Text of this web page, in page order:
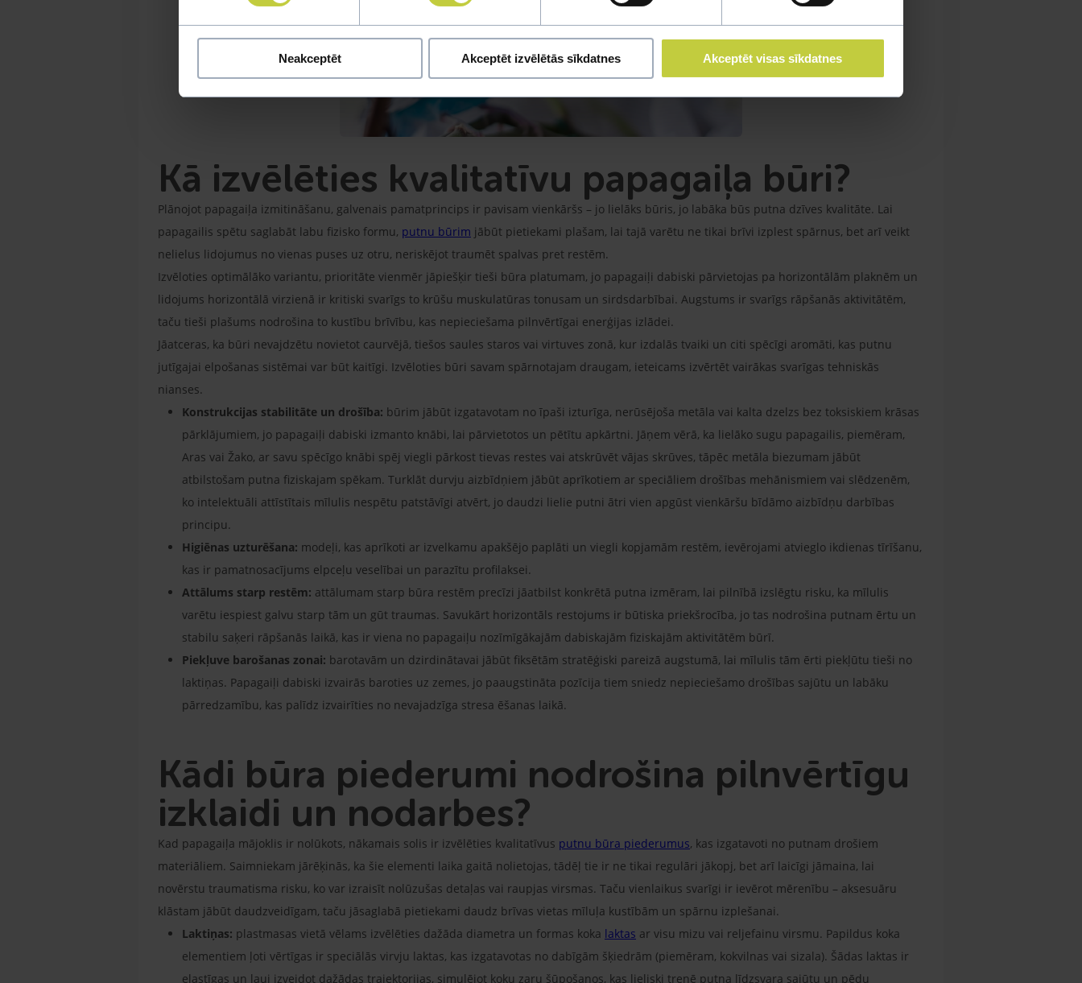
Neakceptēt Akceptēt izvēlētās sīkdatnes Akceptēt visas sīkdatnes
Kā izvēlēties kvalitatīvu papagaiļa būri?
Plānojot papagaiļa izmitināšanu, galvenais pamatprincips ir pavisam vienkāršs – jo lielāks būris, jo labāka būs putna dzīves kvalitāte. Lai
papagailis spētu saglabāt labu fizisko formu, putnu būrim jābūt pietiekami plašam, lai tajā varētu ne tikai brīvi izplest spārnus, bet arī veikt
nelielus lidojumus no vienas puses uz otru, neriskējot traumēt spalvas pret restēm.
Izvēloties optimālāko variantu, prioritāte vienmēr jāpiešķir tieši būra platumam, jo papagaiļi dabiski pārvietojas pa horizontālām plaknēm un
lidojums horizontālā virzienā ir kritiski svarīgs to krūšu muskulatūras tonusam un sirdsdarbībai. Augstums ir svarīgs rāpšanās aktivitātēm,
taču tieši plašums nodrošina to kustību brīvību, kas nepieciešama pilnvērtīgai enerģijas izlādei.
Jāatceras, ka būri nevajdzētu novietot caurvējā, tiešos saules staros vai virtuves zonā, kur izdalās tvaiki un citi spēcīgi aromāti, kas putnu
jutīgajai elpošanas sistēmai var būt kaitīgi. Izvēloties būri savam spārnotajam draugam, ieteicams izvērtēt vairākas svarīgas tehniskās
nianses.
Konstrukcijas stabilitāte un drošība: būrim jābūt izgatavotam no īpaši izturīga, nerūsējoša metāla vai kalta dzelzs bez toksiskiem krāsas
pārklājumiem, jo papagaiļi dabiski izmanto knābi, lai pārvietotos un pētītu apkārtni. Jāņem vērā, ka lielāko sugu papagailis, piemēram,
Aras vai Žako, ar savu spēcīgo knābi spēj viegli pārkost tievas restes vai atskrūvēt vājas skrūves, tāpēc metāla biezumam jābūt
atbilstošam putna fiziskajam spēkam. Turklāt durvju aizbīdņiem jābūt aprīkotiem ar speciāliem drošības mehānismiem vai slēdzenēm,
ko intelektuāli attīstītais mīlulis nespētu patstāvīgi atvērt, jo daudzi lielie putni ātri vien apgūst vienkāršu bīdāmo aizbīdņu darbības
principu.
Higiēnas uzturēšana: modeļi, kas aprīkoti ar izvelkamu apakšējo paplāti un viegli kopjamām restēm, ievērojami atvieglo ikdienas tīrīšanu,
kas ir pamatnosacījums elpceļu veselībai un parazītu profilaksei.
Attālums starp restēm: attālumam starp būra restēm precīzi jāatbilst konkrētā putna izmēram, lai pilnībā izslēgtu risku, ka mīlulis
varētu iespiest galvu starp tām un gūt traumas. Savukārt horizontāls restojums ir būtiska priekšrocība, jo tas nodrošina putnam ērtu un
stabilu saķeri rāpšanās laikā, kas ir viena no papagaiļu nozīmīgākajām dabiskajām fiziskajām aktivitātēm būrī.
Piekļuve barošanas zonai: barotavām un dzirdinātavai jābūt fiksētām stratēģiski pareizā augstumā, lai mīlulis tām ērti piekļūtu tieši no
laktiņas. Papagaiļi dabiski izvairās baroties uz zemes, jo paaugstināta pozīcija tiem sniedz nepieciešamo drošības sajūtu un labāku
pārredzamību, kas palīdz izvairīties no nevajadzīga stresa ēšanas laikā.
Kādi būra piederumi nodrošina pilnvērtīgu
izklaidi un nodarbes?
Kad papagaiļa mājoklis ir nolūkots, nākamais solis ir izvēlēties kvalitatīvus putnu būra piederumus, kas izgatavoti no putnam drošiem
materiāliem. Saimniekam jārēķinās, ka šie elementi laika gaitā nolietojas, tādēļ tie ir ne tikai regulāri jākopj, bet arī laicīgi jāmaina, lai
novērstu traumatisma risku, ko var izraisīt nolūzušas detaļas vai raupjas virsmas. Taču vienlaikus svarīgi ir ievērot mērenību – aksesuāru
klāstam jābūt daudzveidīgam, taču jāsaglabā pietiekami daudz brīvas vietas mīluļa kustībām un spārnu izplešanai.
Laktiņas: plastmasas vietā vēlams izvēlēties dažāda diametra un formas koka laktas ar visu mizu vai reljefainu virsmu. Papildus koka
elementiem ļoti vērtīgas ir speciālās virvju laktas, kas izgatavotas no dabīgām šķiedrām (piemēram, kokvilnas vai sizala). Šādas laktas ir
elastīgas un ļauj izveidot dažādas trajektorijas, simulējot koku zaru šūpošanos, kas lieliski trenē putna līdzsvara sajūtu un pēdu